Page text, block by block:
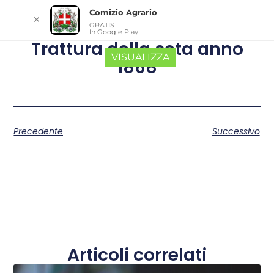
Trattura della seta anno
1868
Precedente Successivo
Articoli correlati
✕
Comizio Agrario
GRATIS
In Google Play
VISUALIZZA